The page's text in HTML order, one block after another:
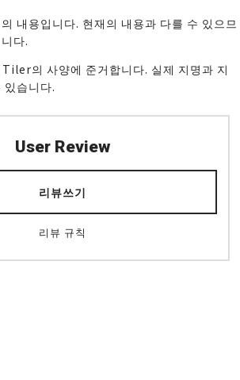
내용입니다. 현재의 내용과 다를 수 있으므
다.
의 사양에 준거합니다. 실제 지명과 지
있습니다.
User Review
리뷰쓰기
리뷰 규칙